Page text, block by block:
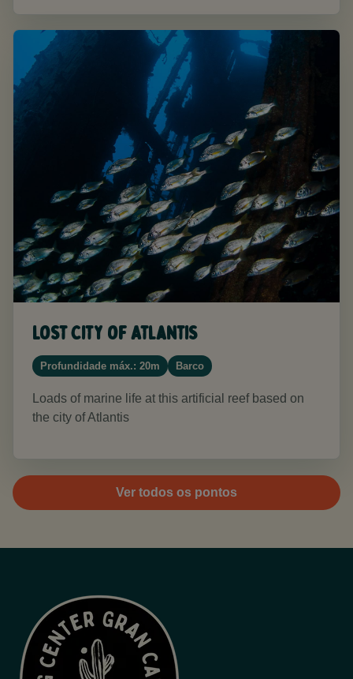
Lost City of Atlantis
Profundidade máx.: 20m Barco
Loads of marine life at this artificial reef based on
the city of Atlantis
Ver todos os pontos